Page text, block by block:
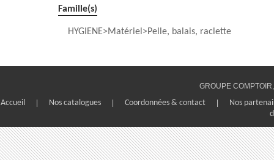
Famille(s)
HYGIENE Matériel Pelle, balais, raclette
GROUPE
Accueil Nos catalogues Coordonnées & contact
Nos